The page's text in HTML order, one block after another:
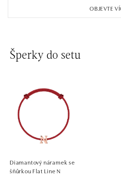
OBJEVTE
Šperky do setu
Diamantový náramek se
šňůrkou Flat Line N